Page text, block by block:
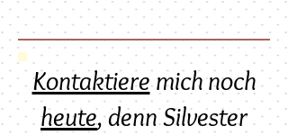
Kontaktieremich noch
heute, denn Silvester